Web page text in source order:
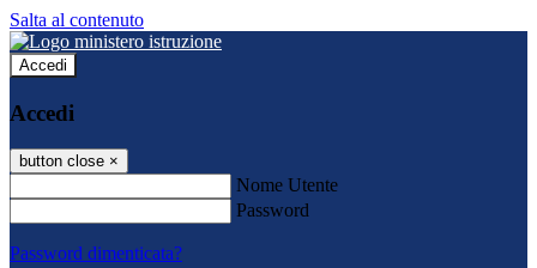
Salta al contenuto
Accedi
Accedi
button close ×
Nome Utente
Password
Password dimenticata?